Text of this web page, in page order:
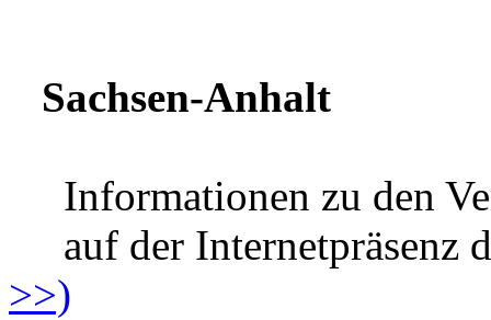
Sachsen-Anhalt
Informationen zu den
auf der Internetpräsenz
>>)